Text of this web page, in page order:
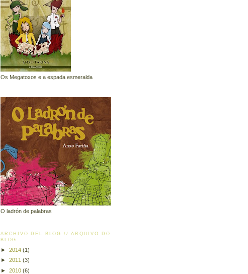
Os Megatoxos e a espada esmeralda
O ladrón de palabras
ARCHIVO DEL BLOG // ARQUIVO DO
BLOG
► 2014 (1)
► 2011 (3)
► 2010 (6)